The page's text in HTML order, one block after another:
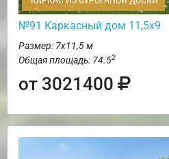
№91 Каркасный дом 11,5х9
Размер: 7х11,5 м
Общая площадь: 74.52
от 3021400